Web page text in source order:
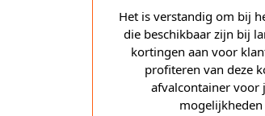
Het is verstandig om bij
die beschikbaar zijn bij
kortingen aan voor
profiteren van deze
afvalcontainer voor